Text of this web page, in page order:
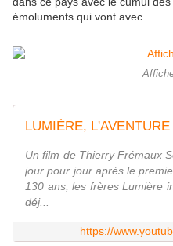
émoluments qui vont avec.
Un film de Thierry Frémaux
jour pour jour après le
130 ans, les frères Lumière
déj...
https://